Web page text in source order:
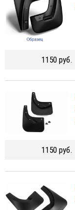
1150 руб.
1150 руб.